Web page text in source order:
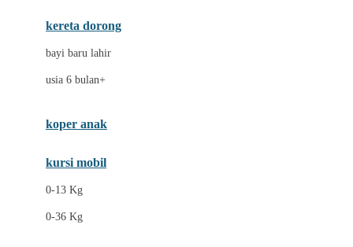
E
ELC
Ergobaby
Ezyroller
F
Felt So Sweet
Fisher Price
kereta dorong
bayi baru lahir
usia 6 bulan+
koper anak
kursi mobil
0-13 Kg
0-36 Kg